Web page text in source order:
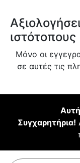
ιστότοπους
Μόνο οι
σε αυτές τις
Αυτή
Συγχαρητήρια!